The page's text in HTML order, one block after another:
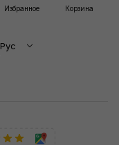
Избранное Корзина
Рус